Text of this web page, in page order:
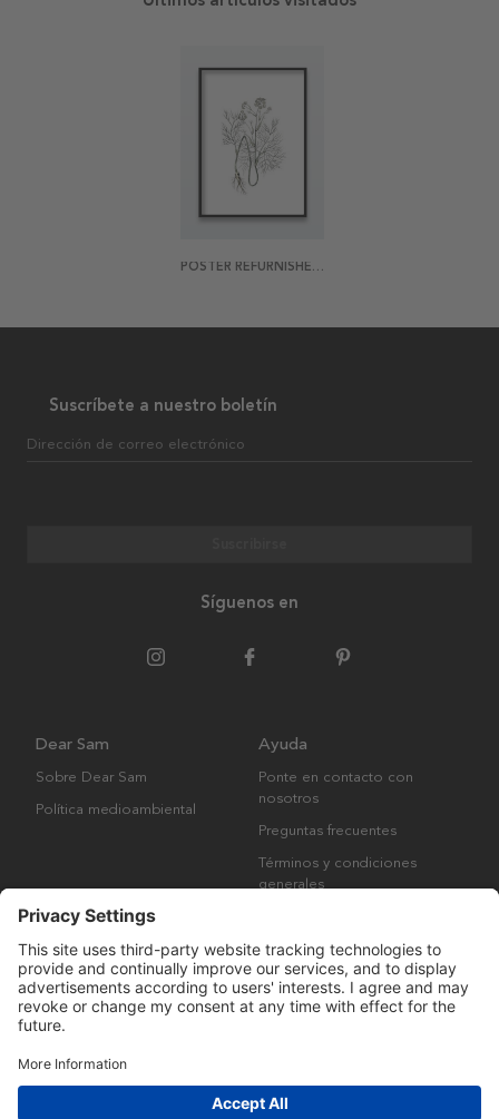
POSTER REFURNISHED VINTAGE ROOTS
Suscríbete a nuestro boletín
Dirección de correo electrónico
Síguenos en
Dear Sam
Sobre Dear Sam
Política medioambiental
Ayuda
Ponte en contacto con
nosotros
Preguntas frecuentes
Términos y condiciones
generales
Derechos de autor © Many Brands AB 2023. Todos los derechos